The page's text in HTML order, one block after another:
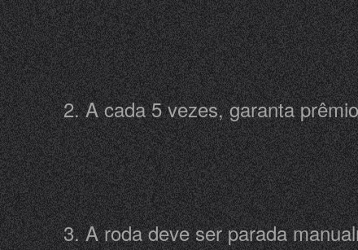
2. A cada 5 vezes, garanta
3. A roda deve ser parada